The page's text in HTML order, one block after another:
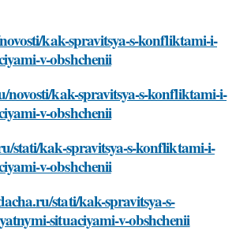
kak-spravitsya-s-konfliktami-i-
v-obshchenii
novosti/kak-spravitsya-s-konfliktami-i-
v-obshchenii
stati/kak-spravitsya-s-konfliktami-i-
v-obshchenii
stati/kak-spravitsya-s-
situaciyami-v-obshchenii